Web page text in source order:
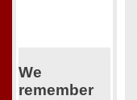
We
remember